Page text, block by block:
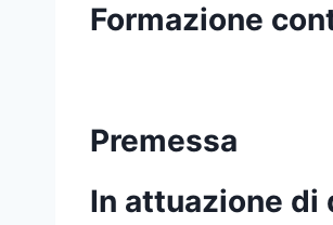
Formazione
Premessa
In attuazione di